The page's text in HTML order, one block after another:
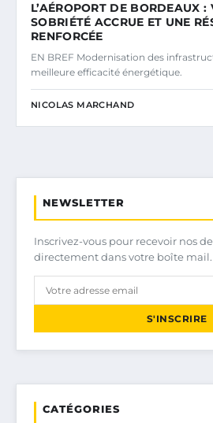
L’AÉROPORT DE BORDEAUX :
SOBRIÉTÉ ACCRUE ET UNE
RENFORCÉE
EN BREF Modernisation des
meilleure efficacité énergétique.
NICOLAS MARCHAND
NEWSLETTER
Inscrivez-vous pour recevoir nos
directement dans votre boîte mail.
S'INSCRIRE
CATÉGORIES